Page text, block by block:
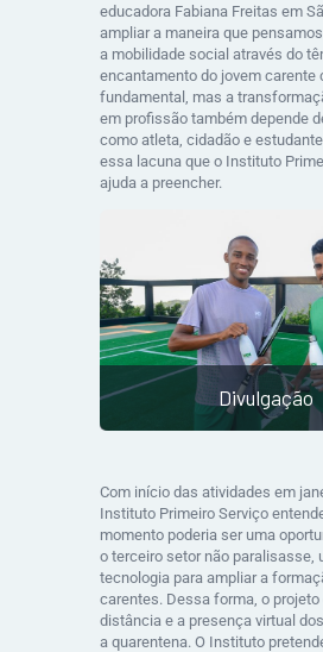
educadora Fabiana Freitas em
ampliar a maneira que
a mobilidade social através do
encantamento do jovem carente
fundamental, mas a
em profissão também depende
como atleta, cidadão e
essa lacuna que o Instituto
ajuda a preencher.
Divulgação
Com início das atividades em
Instituto Primeiro Serviço
momento poderia ser uma
o terceiro setor não paralisasse,
tecnologia para ampliar a
carentes. Dessa forma, o projeto
distância e a presença virtual
a quarentena. O Instituto